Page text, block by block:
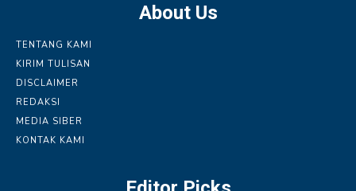
About Us
TENTANG KAMI
KIRIM TULISAN
DISCLAIMER
REDAKSI
MEDIA SIBER
KONTAK KAMI